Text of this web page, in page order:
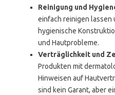
Reinigung und
einfach reinigen lassen
hygienische
und Hautprobleme.
Verträglichkeit und
Produkten mit
Hinweisen auf
sind kein Garant, aber